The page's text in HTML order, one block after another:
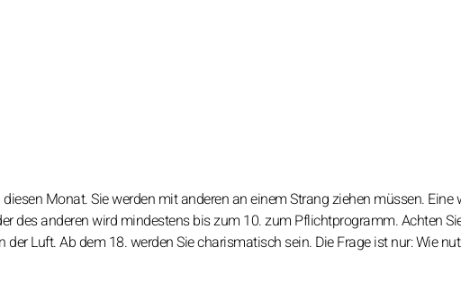
Monat. Sie werden mit anderen an einem Strang ziehen müssen. Eine
des anderen wird mindestens bis zum 10. zum Pflichtprogramm. Achten
Luft. Ab dem 18. werden Sie charismatisch sein. Die Frage ist nur: Wie